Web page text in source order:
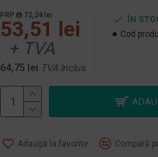
PRP 72,24 lei
53,51 lei
+ TVA
64,75 lei TVA inclus
ÎN
Cod
Adaugă la favorite Compară